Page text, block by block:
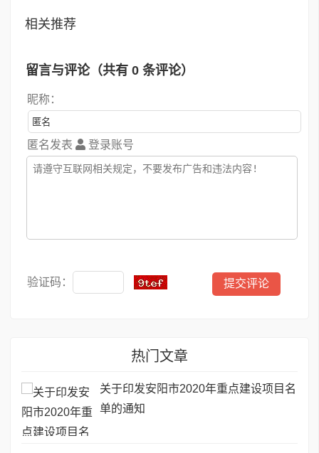
相关推荐
留言与评论（共有 0 条评论）
昵称：
匿名发表 登录账号
验证码：
热门文章
关于印发安阳市2020年重点建设项目名
单的通知